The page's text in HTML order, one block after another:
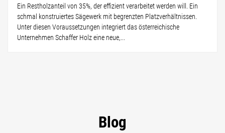
Ein Restholzanteil von 35%, der effizient verarbeitet werden will. Ein
schmal konstruiertes Sägewerk mit begrenzten Platzverhältnissen.
Unter diesen Voraussetzungen integriert das österreichische
Unternehmen Schaffer Holz eine neue,...
Blog